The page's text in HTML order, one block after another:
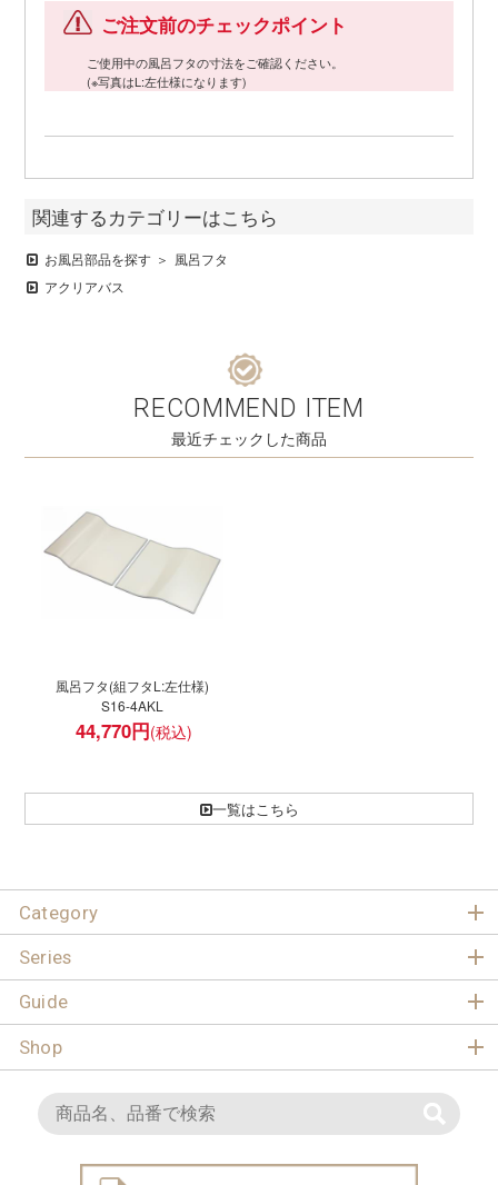
ご注文前のチェックポイント
ご使用中の風呂フタの寸法をご確認ください。
(※写真はL:左仕様になります)
関連するカテゴリーはこちら
お風呂部品を探す
風呂フタ
アクリアバス
RECOMMEND ITEM
最近チェックした商品
風呂フタ(組フタL:左仕様)
S16-4AKL
44,770円
一覧はこちら
Category
Series
Guide
Shop